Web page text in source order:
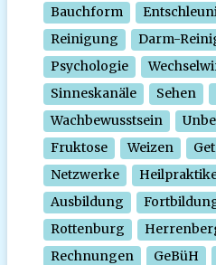
Bauchform
Reinigung
Darm-
Psychologie
Sinneskanäle
Sehen
Wachbewusstsein
Fruktose
Weizen
Netzwerke
Ausbildung
Rottenburg
Rechnungen
GeBüH